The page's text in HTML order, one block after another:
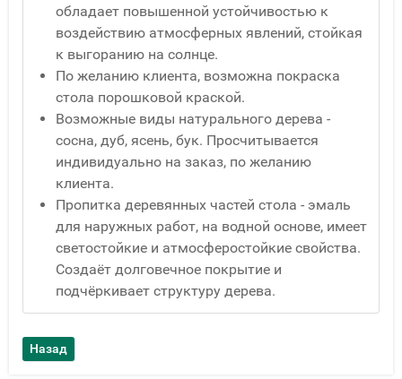
обладает повышенной устойчивостью к
воздействию атмосферных явлений, стойкая
к выгоранию на солнце.
По желанию клиента, возможна покраска
стола порошковой краской.
Возможные виды натурального дерева -
сосна, дуб, ясень, бук. Просчитывается
индивидуально на заказ, по желанию
клиента.
Пропитка деревянных частей стола - эмаль
для наружных работ, на водной основе, имеет
светостойкие и атмосферостойкие свойства.
Создаёт долговечное покрытие и
подчёркивает структуру дерева.